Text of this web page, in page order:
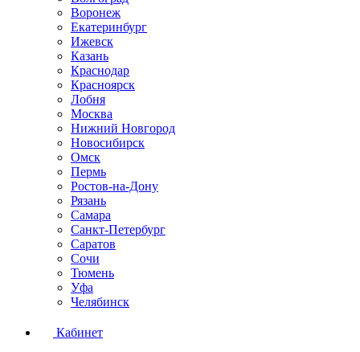
Воронеж
Екатеринбург
Ижевск
Казань
Краснодар
Красноярск
Лобня
Москва
Нижний Новгород
Новосибирск
Омск
Пермь
Ростов-на-Дону
Рязань
Самара
Санкт-Петербург
Саратов
Сочи
Тюмень
Уфа
Челябинск
Кабинет